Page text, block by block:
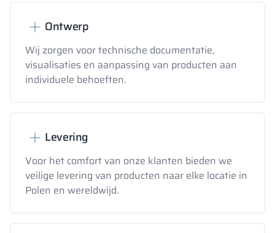
Ontwerp
Wij zorgen voor technische documentatie,
visualisaties en aanpassing van producten aan
individuele behoeften.
Levering
Voor het comfort van onze klanten bieden we
veilige levering van producten naar elke locatie in
Polen en wereldwijd.